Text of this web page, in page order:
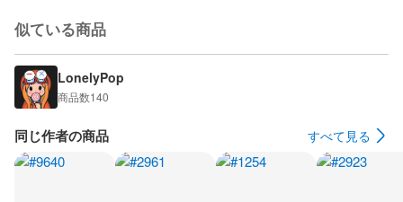
似ている商品
LonelyPop
商品数140
同じ作者の商品 すべて見る